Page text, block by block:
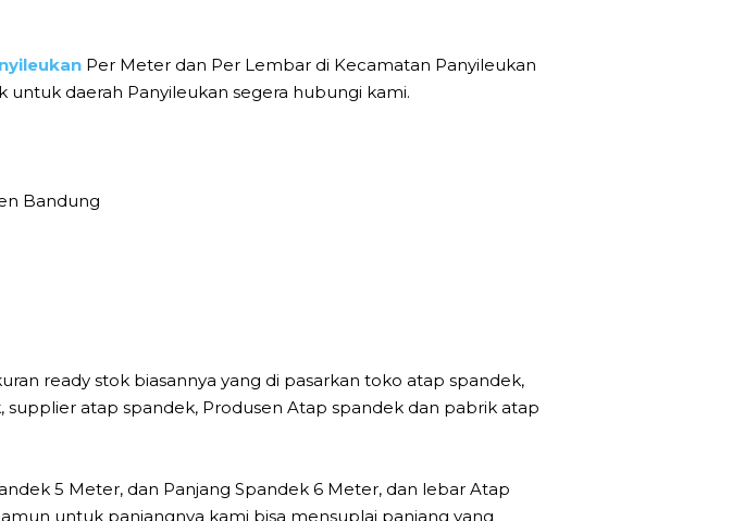
Per Meter dan Per Lembar di Kecamatan Panyileukan
daerah Panyileukan segera hubungi kami.
Bandung
ready stok biasannya yang di pasarkan toko atap spandek,
atap spandek, Produsen Atap spandek dan pabrik atap
5 Meter, dan Panjang Spandek 6 Meter, dan lebar Atap
untuk panjangnya kami bisa mensuplai panjang yang